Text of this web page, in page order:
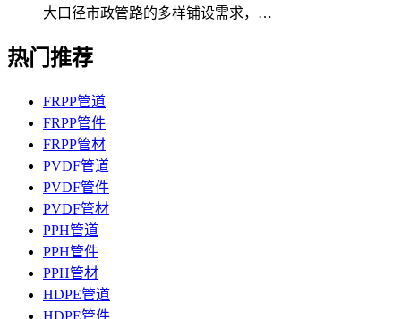
大口径市政管路的多样铺设需求，…
热门推荐
FRPP管道
FRPP管件
FRPP管材
PVDF管道
PVDF管件
PVDF管材
PPH管道
PPH管件
PPH管材
HDPE管道
HDPE管件